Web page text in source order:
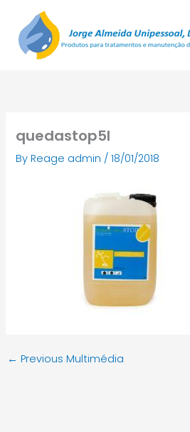
content
quedastop5l
ByReage admin /18/01/2018
← Previous Multimédia